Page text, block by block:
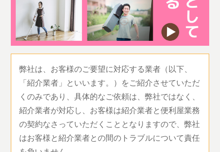
弊社は、お客様のご要望に対応する業者（以下、
「紹介業者」といいます。）をご紹介させていただ
くのみであり、具体的なご依頼は、弊社ではなく、
紹介業者が対応し、お客様は紹介業者と便利屋業務
の契約なさっていただくこととなりますので、弊社
はお客様と紹介業者との間のトラブルについて責任